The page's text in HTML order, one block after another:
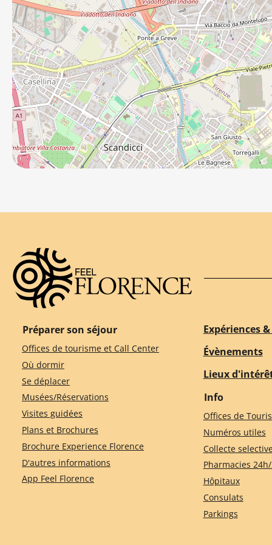
Préparer son séjour
Offices de tourisme et Call Center
Où dormir
Se déplacer
Musées/Réservations
Visites guidées
Plans et Brochures
Brochure Experience Florence
D'autres informations
App Feel Florence
Expériences
Évènements
Lieux
Info
Offices de
Numéros utiles
Collecte
Pharmacies
Hôpitaux
Consulats
Parkings